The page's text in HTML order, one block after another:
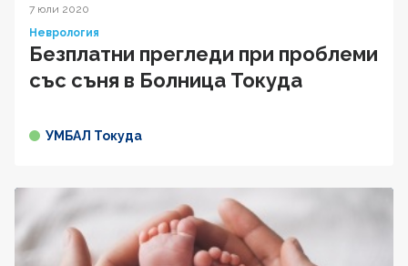
7 юли 2020
Неврология
Безплатни прегледи при проблеми
със съня в Болница Токуда
УМБАЛ Токуда